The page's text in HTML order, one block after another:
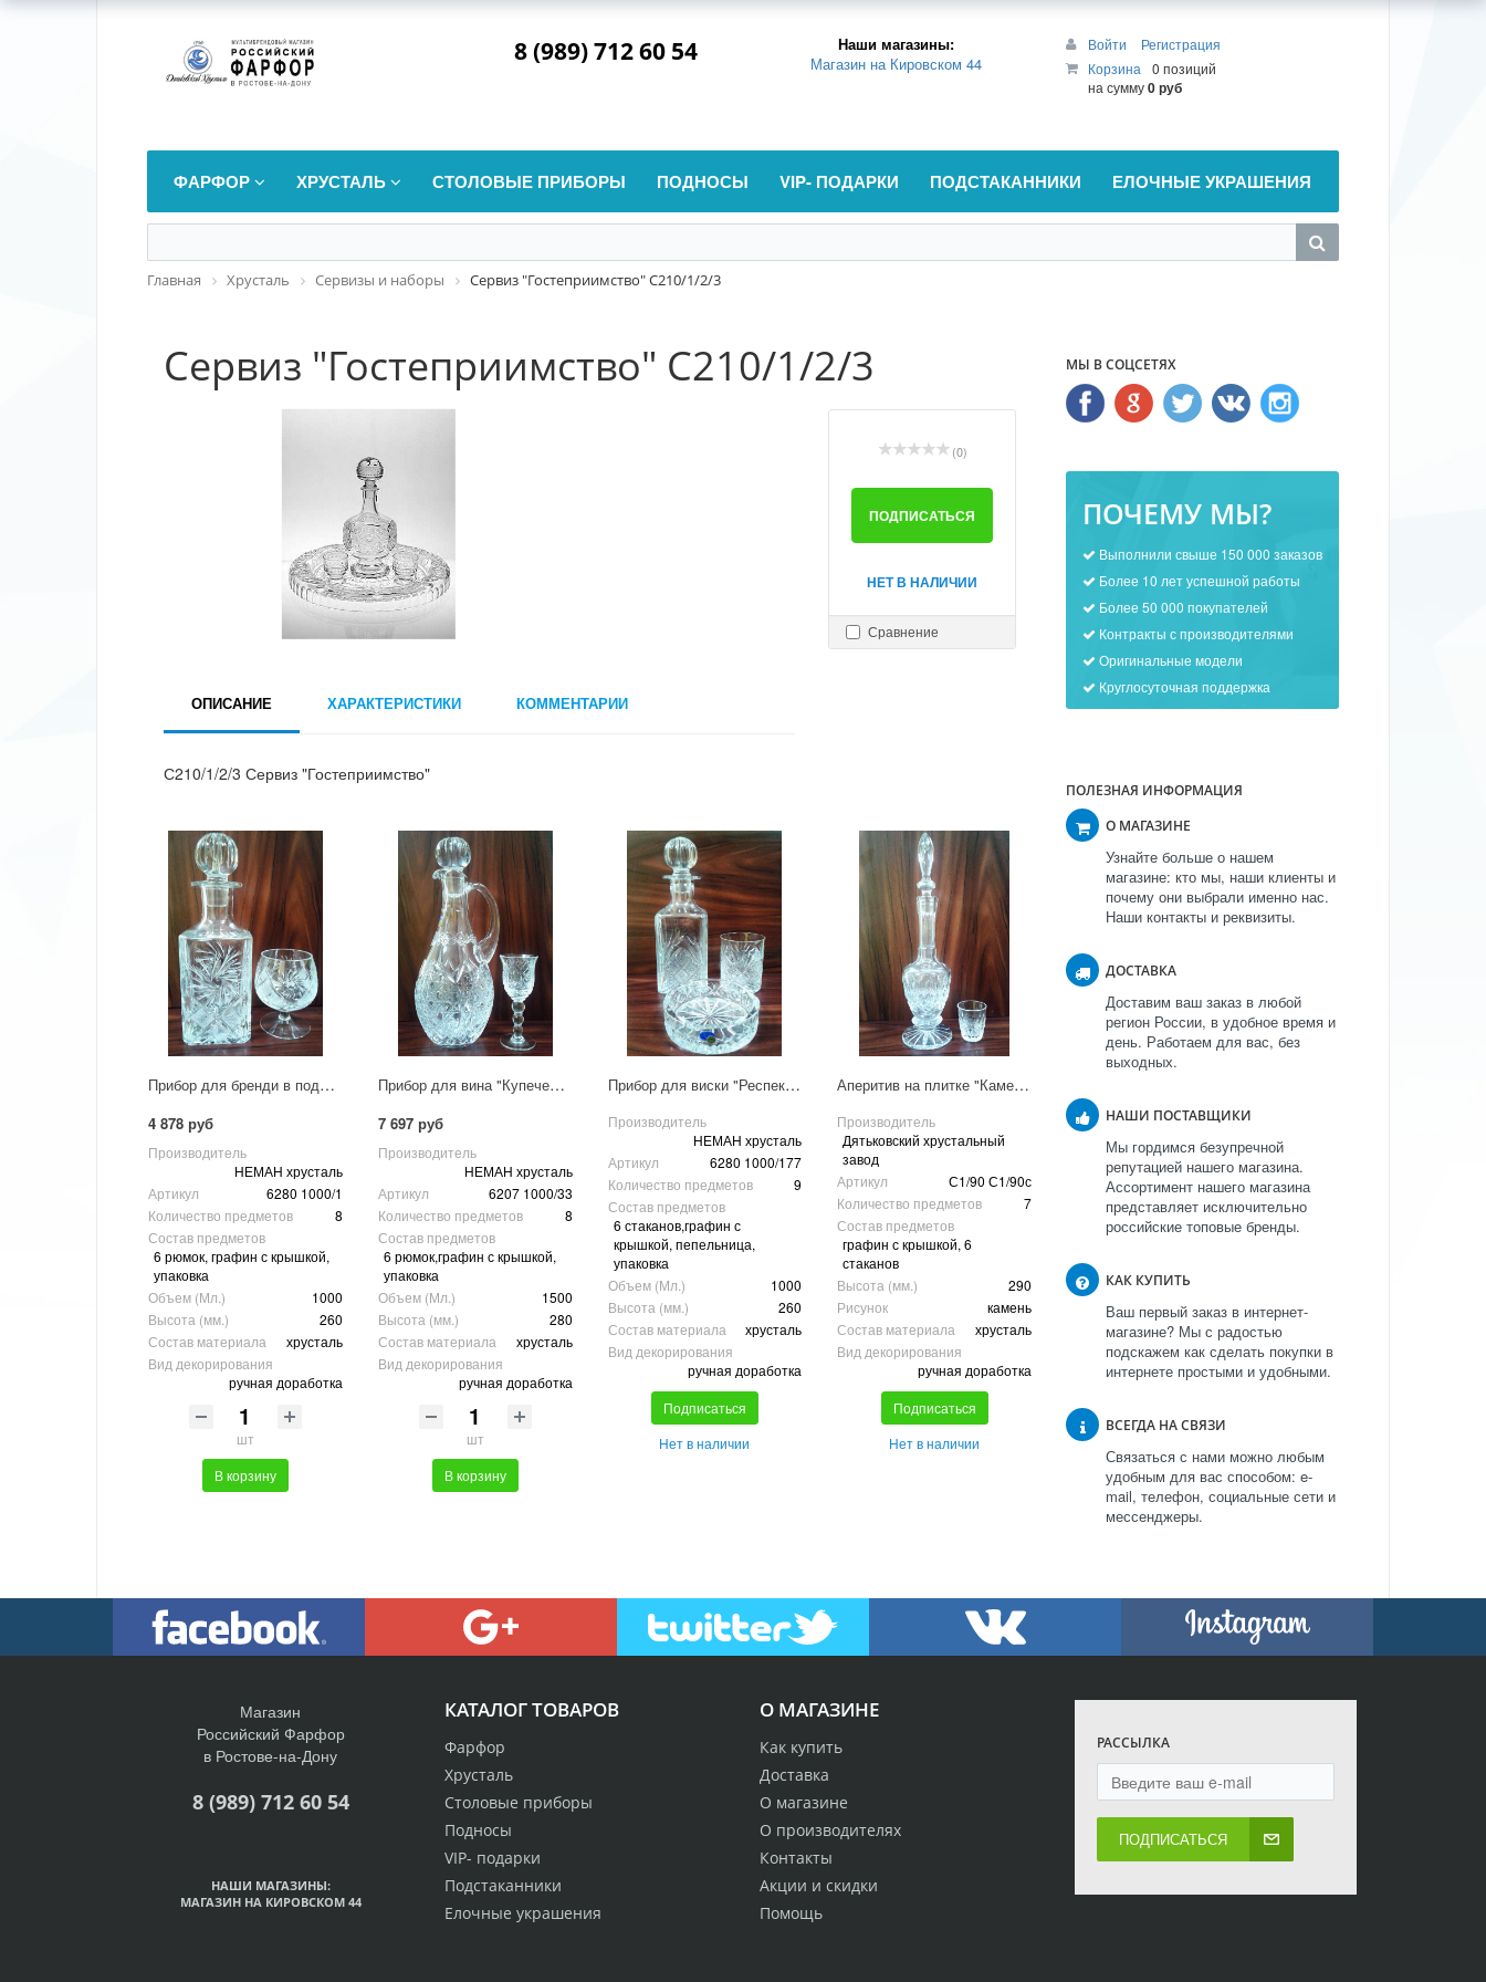
8 (989) 712 60 54
Наши магазины:
Магазин на Кировском 44
Войти
Регистрация
Корзина
0 позиций
на сумму0 руб
ФАРФОР ХРУСТАЛЬ СТОЛОВЫЕ ПРИБОРЫ ПОДНОСЫ VIP- ПОДАРКИ ПОДСТАКАННИКИ ЕЛОЧНЫЕ УКРАШЕНИЯ
Главная Хрусталь Сервизы и наборы Сервиз "Гостеприимство" С210/1/2/3
Сервиз "Гостеприимство" С210/1/2/3
(0)
ПОДПИСАТЬСЯ
НЕТ В НАЛИЧИИ
Сравнение
ОПИСАНИЕ ХАРАКТЕРИСТИКИ КОММЕНТАРИИ
С210/1/2/3 Сервиз "Гостеприимство"
Прибор для бренди в подарочной упаковке 6280 1000/1
4 878 руб
Производитель
НЕМАН хрусталь
Артикул
6280 1000/1
Количество предметов
8
Состав предметов
6 рюмок, графин с крышкой,
упаковка
Объем (Мл.)
1000
Высота (мм.)
260
Состав материала
хрусталь
Вид декорирования
ручная доработка
шт
В корзину
Прибор для вина "Купеческий" 6207 1000/33
7 697 руб
Производитель
НЕМАН хрусталь
Артикул
6207 1000/33
Количество предметов
8
Состав предметов
6 рюмок,графин с крышкой,
упаковка
Объем (Мл.)
1500
Высота (мм.)
280
Состав материала
хрусталь
Вид декорирования
ручная доработка
шт
В корзину
Прибор для виски "Респект" 6280 1000/177
Производитель
НЕМАН хрусталь
Артикул
6280 1000/177
Количество предметов
9
Состав предметов
6 стаканов,графин с
крышкой, пепельница,
упаковка
Объем (Мл.)
1000
Высота (мм.)
260
Состав материала
хрусталь
Вид декорирования
ручная доработка
Подписаться
Нет в наличии
Аперитив на плитке "Камень" С1/90 С1/90с
Производитель
Дятьковский хрустальный
завод
Артикул
С1/90 С1/90с
Количество предметов
7
Состав предметов
графин с крышкой, 6
стаканов
Высота (мм.)
290
Рисунок
камень
Состав материала
хрусталь
Вид декорирования
ручная доработка
Подписаться
Нет в наличии
МЫ В СОЦСЕТЯХ
ПОЧЕМУ МЫ?
Выполнили свыше 150 000 заказов
Более 10 лет успешной работы
Более 50 000 покупателей
Контракты с производителями
Оригинальные модели
Круглосуточная поддержка
ПОЛЕЗНАЯ ИНФОРМАЦИЯ
О МАГАЗИНЕ
Узнайте больше о нашем
магазине: кто мы, наши клиенты и
почему они выбрали именно нас.
Наши контакты и реквизиты.
ДОСТАВКА
Доставим ваш заказ в любой
регион России, в удобное время и
день. Работаем для вас, без
выходных.
НАШИ ПОСТАВЩИКИ
Мы гордимся безупречной
репутацией нашего магазина.
Ассортимент нашего магазина
представляет исключительно
российские топовые бренды.
КАК КУПИТЬ
Ваш первый заказ в интернет-
магазине? Мы с радостью
подскажем как сделать покупки в
интернете простыми и удобными.
ВСЕГДА НА СВЯЗИ
Связаться с нами можно любым
удобным для вас способом: e-
mail, телефон, социальные сети и
мессенджеры.
О МАГАЗИНЕ
Как купить
Доставка
О магазине
О производителях
Контакты
Акции и скидки
Помощь
КАТАЛОГ ТОВАРОВ
Фарфор
Хрусталь
Столовые приборы
Подносы
VIP- подарки
Подстаканники
Елочные украшения
РАССЫЛКА
ПОДПИСАТЬСЯ
Магазин
Российский Фарфор
в Ростове-на-Дону
8 (989) 712 60 54
НАШИ МАГАЗИНЫ:
МАГАЗИН НА КИРОВСКОМ 44